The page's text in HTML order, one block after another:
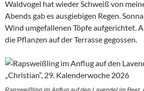
Waldvogel hat wieder Schweiß von
Abends gab es ausgiebigen Regen.
Wind umgefallenen Töpfe aufgerichtet.
die Pflanzen auf der Terrasse gegossen.